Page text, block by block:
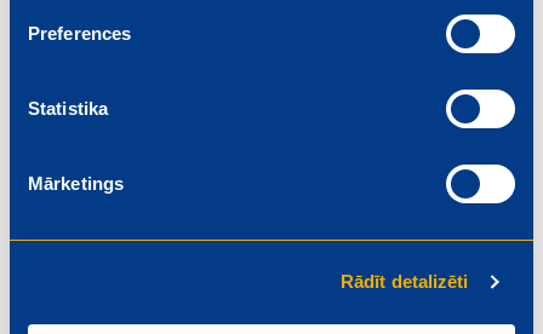
Preferences
Statistika
Mārketings
Rādīt detalizēti
Beidzas: 2026-08-01
Pārdevējs
€ 6.20